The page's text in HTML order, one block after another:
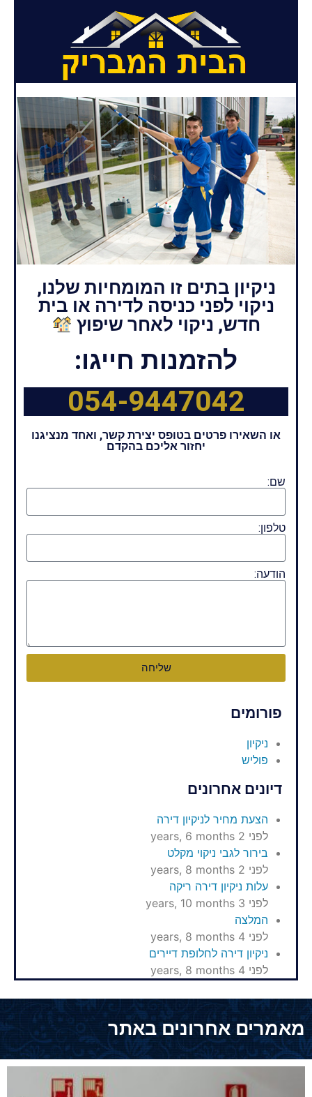
ניקיון בתים זו המומחיות שלנו,
ניקוי לפני כניסה לדירה או בית
חדש, ניקוי לאחר שיפוץ
להזמנות חייגו:
054-9447042
או השאירו פרטים בטופס יצירת קשר, ואחד מנציגנו
יחזור אליכם בהקדם
שם:
טלפון:
הודעה:
שליחה
פורומים
ניקיון
פוליש
דיונים אחרונים
הצעת מחיר לניקיון דירה
לפני 2 years, 6 months
בירור לגבי ניקוי מקלט
לפני 2 years, 8 months
עלות ניקיון דירה ריקה
לפני 3 years, 10 months
המלצה
לפני 4 years, 8 months
ניקיון דירה לחלופת דיירים
לפני 4 years, 8 months
מאמרים אחרונים באתר